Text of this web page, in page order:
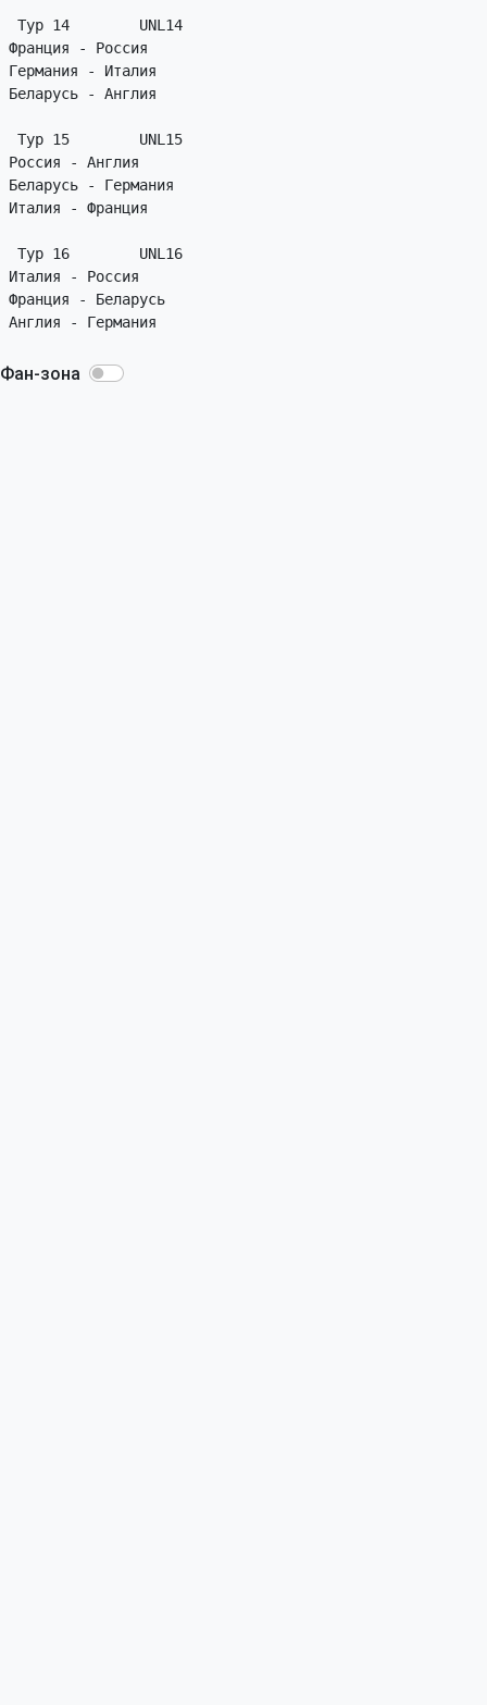
Тур 14        UNL14
Франция - Россия
Германия - Италия
Беларусь - Англия
Тур 15        UNL15
Россия - Англия
Беларусь - Германия
Италия - Франция
Тур 16        UNL16
Италия - Россия
Франция - Беларусь
Фан-зона